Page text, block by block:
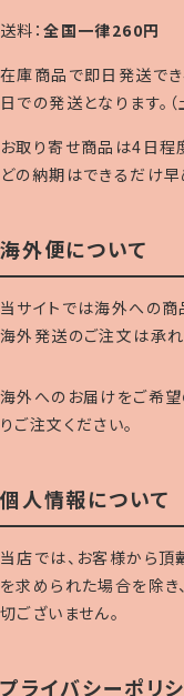
送料：全国一律260円
在庫商品で即日発送で
日での発送となります。（
お取り寄せ商品は4日程
どの納期はできるだけ早
海外便について
当サイトでは海外への商
海外発送のご注文は承れ
海外へのお届けをご希
りご注文ください。
個人情報について
当店では、お客様から頂
を求められた場合を除
切ございません。
プライバシーポリ